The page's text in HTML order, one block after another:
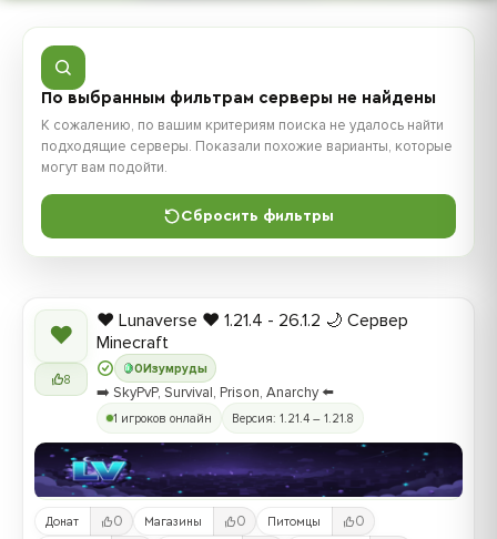
По выбранным фильтрам серверы не найдены
К сожалению, по вашим критериям поиска не удалось найти
подходящие серверы. Показали похожие варианты, которые
могут вам подойти.
Сбросить фильтры
❤
8
0Изумруды
❤️ Lunaverse ❤️ 1.21.4 - 26.1.2 🌙 Сервер
Minecraft
➡️ SkyPvP, Survival, Prison, Anarchy ⬅️
1 игроков онлайн Версия: 1.21.4 – 1.21.8
Донат 0 Магазины 0 Питомцы 0